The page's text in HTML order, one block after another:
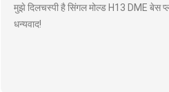
मुझे दिलचस्पी है सिंगल मोल्ड H13 DME बेस
धन्यवाद!